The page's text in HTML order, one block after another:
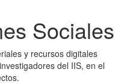
Sociales
y recursos digitales
del IIS, en el